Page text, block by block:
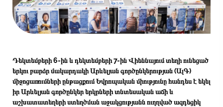
Դեկտեմբերի 6-ին և դեկտեմբերի 7-ին Վիեննայում տեղի ունեցած
երկու բարձր մակարդակի Արևելյան գործընկերության (ԱլԳ)
միջոցառումների ընթացքում Եվրոպական միությունը հանդես է եկել
իր Արևելյան գործընկեր երկրների տնտեսական աճի և
աշխատատեղերի ստեղծման աջակցությանն ուղղված ազդեցիկ